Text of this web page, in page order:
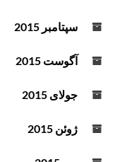
سپتامبر 2015
آگوست 2015
جولای 2015
ژوئن 2015